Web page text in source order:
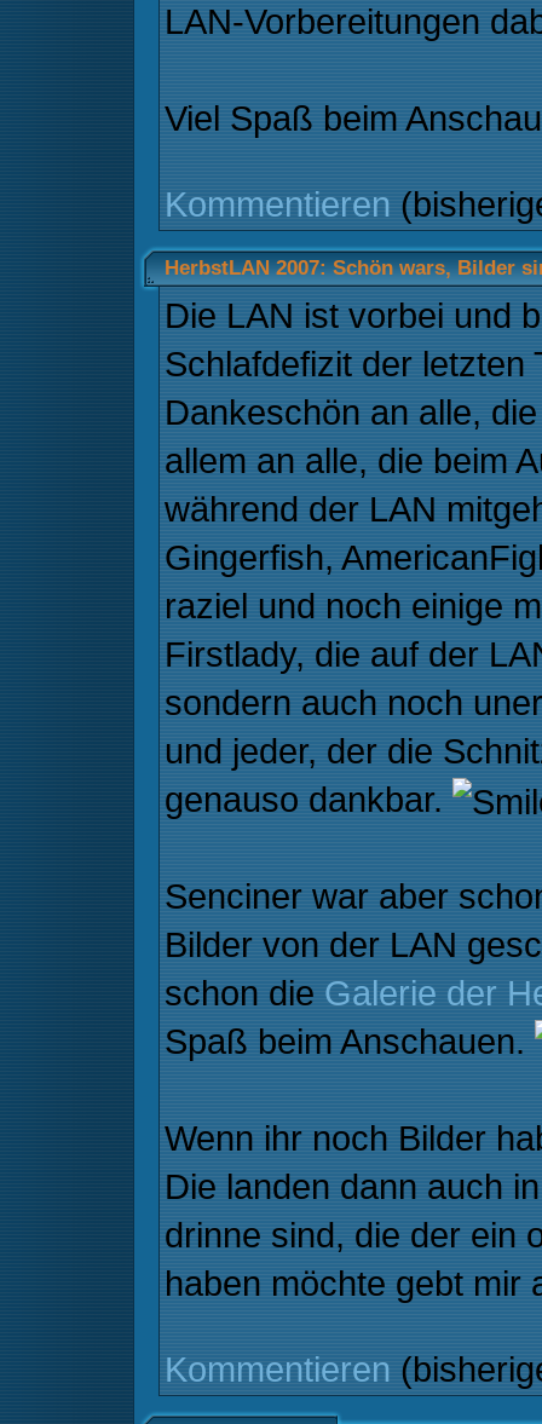
LAN-Vorbereitungen
Viel Spaß beim
Kommentieren
HerbstLAN 2007: Schön wars, Bilder
Die LAN ist vorbei und
Schlafdefizit der letzten
Dankeschön an alle,
allem an alle, die beim
während der LAN
Gingerfish,
raziel und noch einige
Firstlady, die auf der
sondern auch noch
und jeder, der die
genauso dankbar.
Senciner war aber
Bilder von der LAN
schon die Galerie der
Spaß beim Anschauen.
Wenn ihr noch Bilder
Die landen dann auch
drinne sind, die der ein
haben möchte gebt
Kommentieren